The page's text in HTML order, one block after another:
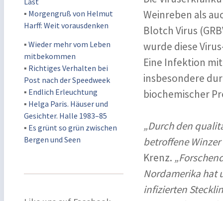
▪ Morgengruß von Helmut
Harff: Weit vorausdenken
▪ Wieder mehr vom Leben
mitbekommen
▪ Richtiges Verhalten bei
Post nach der Speedweek
▪ Endlich Erleuchtung
▪ Helga Paris. Häuser und
Gesichter. Halle 1983–85
▪ Es grünt so grün zwischen
Bergen und Seen
Weinreben als
Blotch Virus
wurde diese
Eine Infektion
insbesondere
biochemischer
„Durch den
betroffene
Krenz.
Nordamerika hat
infizierten